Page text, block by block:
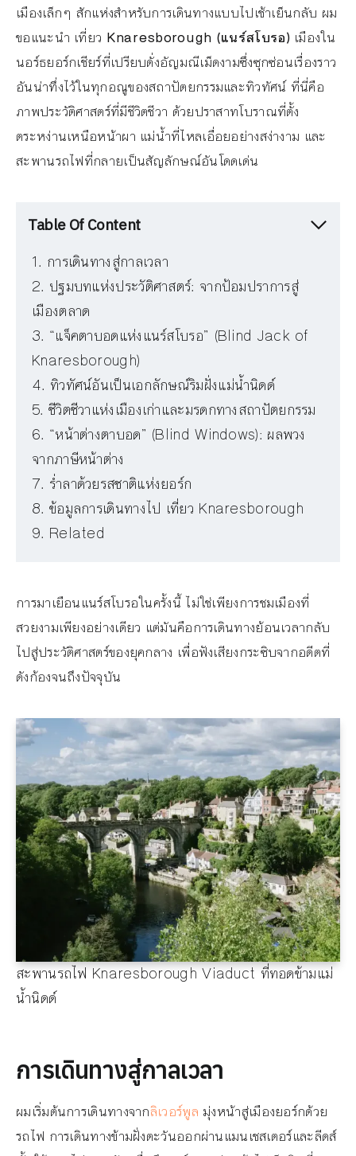
เมืองเล็กๆ สักแห่งสำหรับการเดินทางแบบไปเช้าเย็นกลับ ผม
ขอแนะนำ เที่ยว Knaresborough (แนร์สโบรอ)เมืองใน
นอร์ธยอร์กเชียร์ที่เปรียบดั่งอัญมณีเม็ดงามซึ่งซุกซ่อนเรื่องราว
อันน่าทึ่งไว้ในทุกอณูของสถาปัตยกรรมและทิวทัศน์ ที่นี่คือ
ภาพประวัติศาสตร์ที่มีชีวิตชีวา ด้วยปราสาทโบราณที่ตั้ง
ตระหง่านเหนือหน้าผา แม่น้ำที่ไหลเอื่อยอย่างสง่างาม และ
สะพานรถไฟที่กลายเป็นสัญลักษณ์อันโดดเด่น
Table Of Content
การเดินทางสู่กาลเวลา
ปฐมบทแห่งประวัติศาสตร์: จากป้อมปราการสู่
เมืองตลาด
“แจ็คตาบอดแห่งแนร์สโบรอ” (Blind Jack of
Knaresborough)
ทิวทัศน์อันเป็นเอกลักษณ์ริมฝั่งแม่น้ำนิดด์
ชีวิตชีวาแห่งเมืองเก่าและมรดกทางสถาปัตยกรรม
“หน้าต่างตาบอด” (Blind Windows): ผลพวง
จากภาษีหน้าต่าง
ร่ำลาด้วยรสชาติแห่งยอร์ก
ข้อมูลการเดินทางไป เที่ยว Knaresborough
Related
การมาเยือนแนร์สโบรอในครั้งนี้ ไม่ใช่เพียงการชมเมืองที่
สวยงามเพียงอย่างเดียว แต่มันคือการเดินทางย้อนเวลากลับ
ไปสู่ประวัติศาสตร์ของยุคกลาง เพื่อฟังเสียงกระซิบจากอดีตที่
ดังก้องจนถึงปัจจุบัน
สะพานรถไฟ Knaresborough Viaduct ที่ทอดข้ามแม่
น้ำนิดด์
การเดินทางสู่กาลเวลา
ผมเริ่มต้นการเดินทางจากลิเวอร์พูล มุ่งหน้าสู่เมืองยอร์กด้วย
รถไฟ การเดินทางข้ามฝั่งตะวันออกผ่านแมนเชสเตอร์และลีดส์